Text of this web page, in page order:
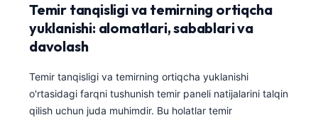
Temir tanqisligi va temirning ortiqcha
yuklanishi: alomatlari, sabablari va
davolash
Temir tanqisligi va temirning ortiqcha yuklanishi
o'rtasidagi farqni tushunish temir paneli natijalarini talqin
qilish uchun juda muhimdir. Bu holatlar temir